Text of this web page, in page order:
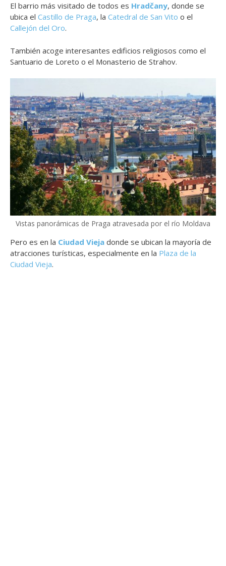
El barrio más visitado de todos es Hradčany, donde se
ubica el Castillo de Praga, la Catedral de San Vito o el
Callejón del Oro.
También acoge interesantes edificios religiosos como el
Santuario de Loreto o el Monasterio de Strahov.
Vistas panorámicas de Praga atravesada por el río Moldava
Pero es en la Ciudad Vieja donde se ubican la mayoría de
atracciones turísticas, especialmente en la Plaza de la
Ciudad Vieja.